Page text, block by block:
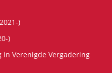
)
)
Verenigde Vergadering